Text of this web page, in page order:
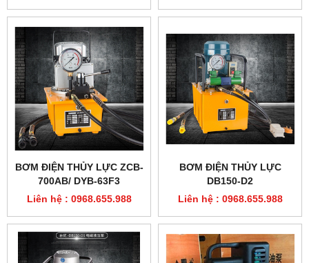
BƠM ĐIỆN THỦY LỰC ZCB-
700AB/ DYB-63F3
Liên hệ : 0968.655.988
BƠM ĐIỆN THỦY LỰC
DB150-D2
Liên hệ : 0968.655.988